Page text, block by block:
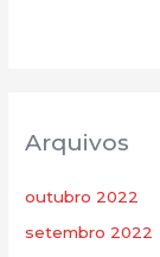
Arquivos
outubro 2022
setembro 2022